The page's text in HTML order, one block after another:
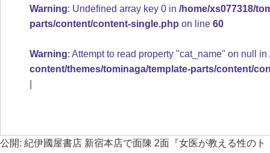
Warning: Undefined array key 0 in /home/xs077318/
parts/content/content-single.php on line 60
Warning: Attempt to read property "cat_name" on null in
content/themes/tominaga/template-parts/content/
公開: 紀伊國屋書店 新宿本店で面陳 2面『女医が教える性のト